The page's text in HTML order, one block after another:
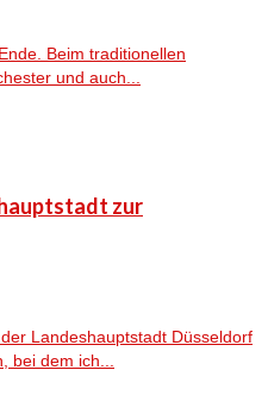
Beim traditionellen
und auch...
zur
Landeshauptstadt Düsseldorf
bei dem ich...